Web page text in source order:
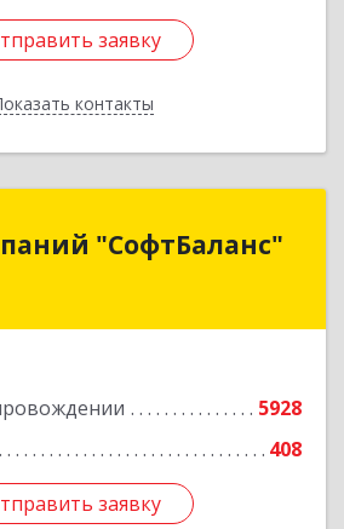
заявку
контакты
заявку
Назад
"СофтБаланс"
5928
408
заявку
"СофтБаланс"
Петербург г, Заневский пр-кт,
заявку